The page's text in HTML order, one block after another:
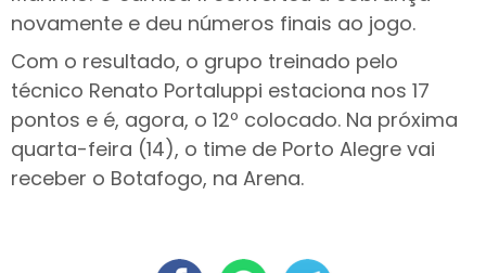
novamente e deu números finais ao jogo.
Com o resultado, o grupo treinado pelo
técnico Renato Portaluppi estaciona nos 17
pontos e é, agora, o 12º colocado. Na próxima
quarta-feira (14), o time de Porto Alegre vai
receber o Botafogo, na Arena.